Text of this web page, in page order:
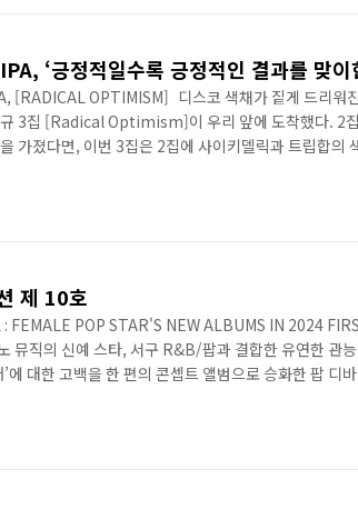
나는 그녀의 무대를 보고자 모여들었다. 신보 [Radic..
[RADICAL OPTIMISM] 디스코 색채가 짙게 드리워
규 3집 [Radical Optimism]이 우리 앞에 도착했다.
가졌다면, 이번 3집은 2집에 사이키델릭과 트립합의
와 ‘Training Season’은 나란히 가장 좋은 성
Walls’는 분명 그녀의 노래는 맞는데 그녀의..
제 10호
: FEMALE POP STAR'S NEW ALBUMS IN 2024
뮤직의 신예 스타, 서구 R&B/팝과 결합한 유연한
’에 대한 고백을 한 편의 콘셉트 앨범으로 승화한 팝
적 근본에 대한 애정을 되살려 전작과 완전히 다른